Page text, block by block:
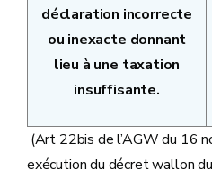
déclaration incorrecte
ou inexacte donnant
lieu à une taxation
insuffisante.
(Art 22bis de l’AGW du 16
exécution du décret wallon